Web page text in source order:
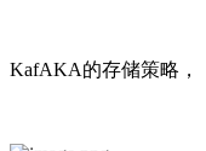
KafAKA的存储策略，